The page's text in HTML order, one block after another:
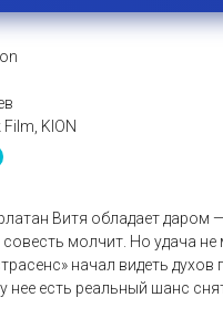
KION
Витя обладает даром
молчит. Но удача
начал видеть
нее есть реальный шанс